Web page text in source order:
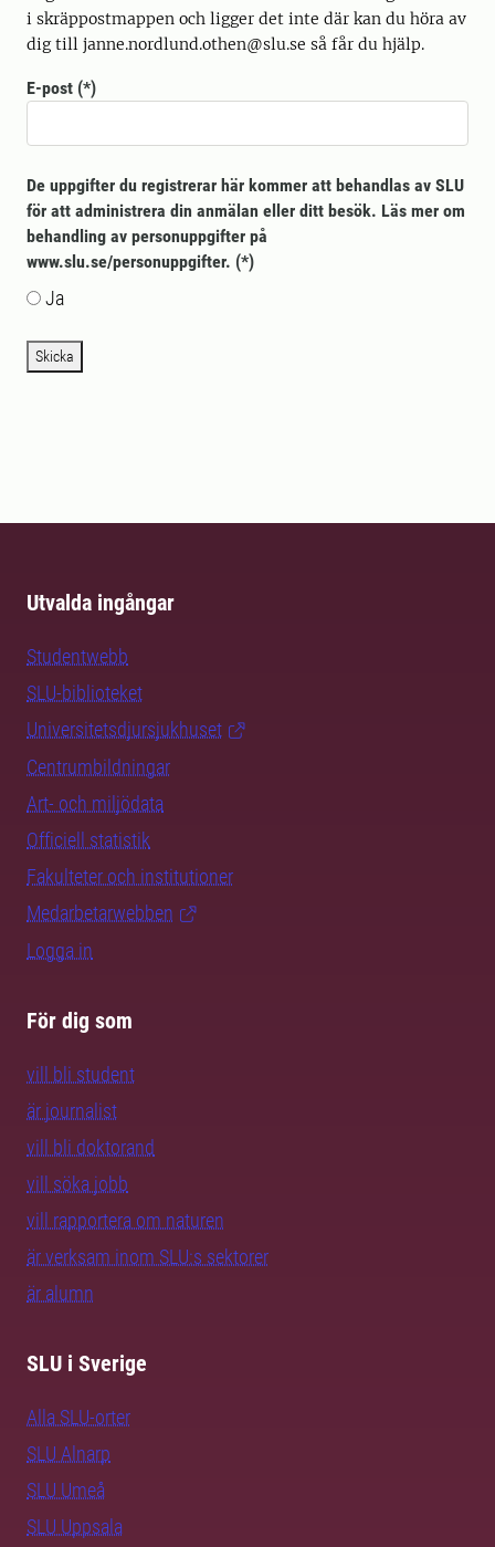
i skräppostmappen och ligger det inte där kan du höra av
dig till janne.nordlund.othen@slu.se så får du hjälp.
E-post
De uppgifter du registrerar här kommer att behandlas av SLU
för att administrera din anmälan eller ditt besök. Läs mer om
behandling av personuppgifter på
www.slu.se/personuppgifter.
Ja
Skicka
Utvalda ingångar
Studentwebb
SLU-biblioteket
Universitetsdjursjukhuset
Centrumbildningar
Art- och miljödata
Officiell statistik
Fakulteter och institutioner
Medarbetarwebben
Logga in
För dig som
vill bli student
är journalist
vill bli doktorand
vill söka jobb
vill rapportera om naturen
är verksam inom SLU:s sektorer
är alumn
SLU i Sverige
Alla SLU-orter
SLU Alnarp
SLU Umeå
SLU Uppsala